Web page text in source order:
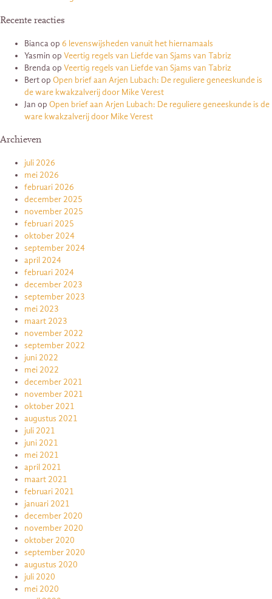
Recente reacties
Biancaop 6 levenswijsheden vanuit het hiernamaals
Yasmin op Veertig regels van Liefde van Sjams van Tabriz
Brendaop Veertig regels van Liefde van Sjams van Tabriz
Bertop Open brief aan Arjen Lubach: De reguliere geneeskunde is
de ware kwakzalverij door Mike Verest
Jan op Open brief aan Arjen Lubach: De reguliere geneeskunde is de
ware kwakzalverij door Mike Verest
Archieven
juli 2026
mei 2026
februari 2026
december 2025
november 2025
februari 2025
oktober 2024
september 2024
april 2024
februari 2024
december 2023
september 2023
mei 2023
maart 2023
november 2022
september 2022
juni 2022
mei 2022
december 2021
november 2021
oktober 2021
augustus 2021
juli 2021
juni 2021
mei 2021
april 2021
maart 2021
februari 2021
januari 2021
december 2020
november 2020
oktober 2020
september 2020
augustus 2020
juli 2020
mei 2020